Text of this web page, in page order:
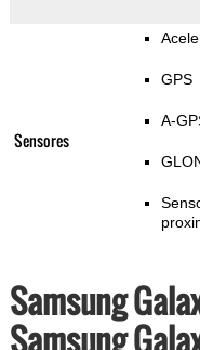
Sensores
GPS
A-
Samsung
Samsung